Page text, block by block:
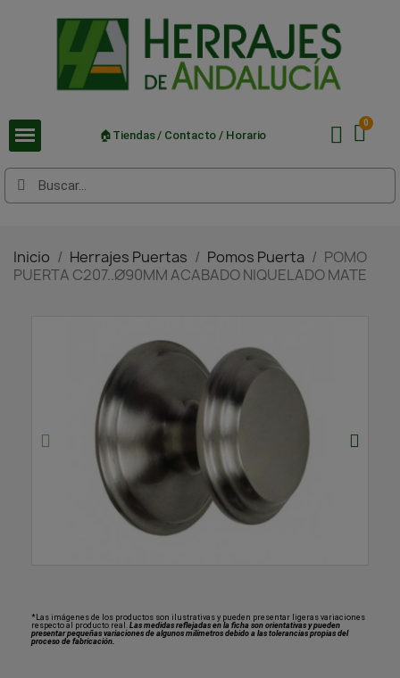
🏠Tiendas / Contacto / Horario
Inicio Herrajes Puertas Pomos Puerta
POMO
PUERTA C207..Ø90MM ACABADO NIQUELADO MATE
*Las imágenes de los productos son ilustrativas y pueden presentar ligeras variaciones
respecto al producto real. Las medidas reflejadas en la ficha son orientativas y pueden
presentar pequeñas variaciones de algunos milímetros debido a las tolerancias propias del
proceso de fabricación.